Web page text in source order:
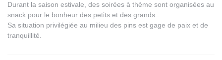
Durant la saison estivale, des soirées à thème sont organisées au
snack pour le bonheur des petits et des grands..
Sa situation privilégiée au milieu des pins est gage de paix et de
tranquillité.